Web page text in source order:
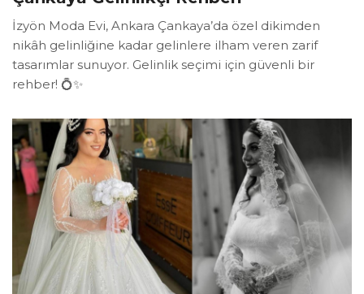
İzyön Moda Evi, Ankara Çankaya’da özel dikimden
nikâh gelinliğine kadar gelinlere ilham veren zarif
tasarımlar sunuyor. Gelinlik seçimi için güvenli bir
rehber! 💍✨